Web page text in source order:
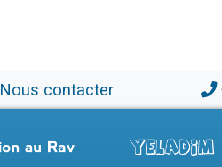
Nous contacter